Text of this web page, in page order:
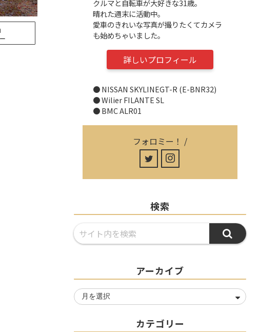
クルマと自転車が大好きな31歳。
晴れた週末に活動中。
愛車のきれいな写真が撮りたくてカメラ
も始めちゃいました。
詳しいプロフィール
● NISSAN SKYLINEGT-R (E-BNR32)
● Wilier FILANTE SL
● BMC ALR01
フォロミー！ /
検索
アーカイブ
カテゴリー